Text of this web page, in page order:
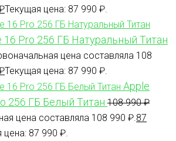
Текущая цена: 87 990 ₽.
16 Pro 256 ГБ Натуральный Титан
цена составляла 108
Текущая цена: 87 990 ₽.
Apple
256 ГБ Белый Титан 108 990₽
цена составляла 108 990 ₽. 87
цена: 87 990 ₽.